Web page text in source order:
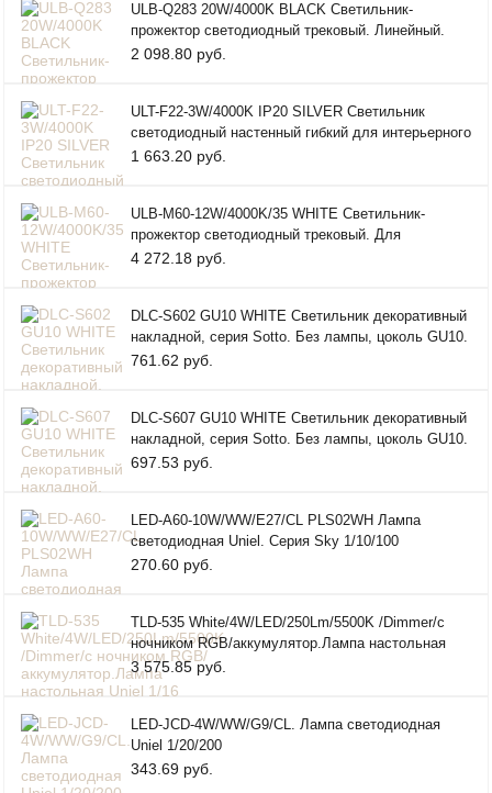
ULB-Q283 20W/4000K BLACK Светильник-
прожектор светодиодный трековый. Линейный.
1600 Лм. Белый свет (
2 098.80 руб.
ULT-F22-3W/4000K IP20 SILVER Светильник
светодиодный настенный гибкий для интерьерного
освещения. 85
1 663.20 руб.
ULB-M60-12W/4000K/35 WHITE Светильник-
прожектор светодиодный трековый. Для
магнитного шинопровода. 2
4 272.18 руб.
DLC-S602 GU10 WHITE Светильник декоративный
накладной, серия Sotto. Без лампы, цоколь GU10.
Металл.
761.62 руб.
DLC-S607 GU10 WHITE Светильник декоративный
накладной, серия Sotto. Без лампы, цоколь GU10.
Металл.
697.53 руб.
LED-A60-10W/WW/E27/CL PLS02WH Лампа
светодиодная Uniel. Серия Sky 1/10/100
270.60 руб.
TLD-535 White/4W/LED/250Lm/5500K /Dimmer/с
ночником RGB/аккумулятор.Лампа настольная
Uniel 1/16
3 575.85 руб.
LED-JCD-4W/WW/G9/CL. Лампа светодиодная
Uniel 1/20/200
343.69 руб.